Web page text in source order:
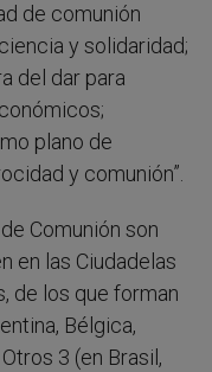
de comunión
y solidaridad;
del dar para
plano de
y comunión”.
Comunión son
en las Ciudadelas
de los que forman
Bélgica,
3 (en Brasil,